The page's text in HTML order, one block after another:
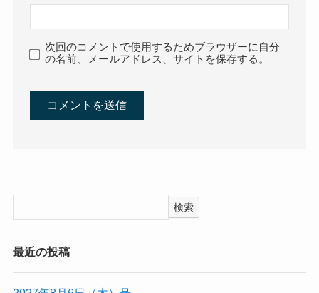
次回のコメントで使用するためブラウザーに自分
の名前、メールアドレス、サイトを保存する。
検索
最近の投稿